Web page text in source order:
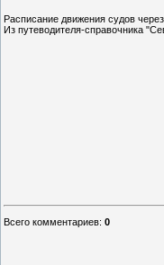
Расписание движения судов
Из путеводителя-справочника
Всего комментариев: 0